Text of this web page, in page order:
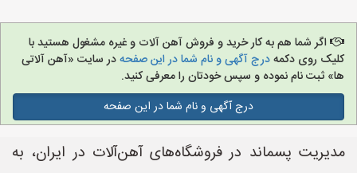
اگر شما هم به کار خرید و فروش آهن آلات و غیره مشغول هستید با
کلیک روی دکمهدرج آگهی و نام شما در این صفحهدر سایت «آهن آلاتی
ها» ثبت نام نموده و سپس خودتان را معرفی کنید.
درج آگهی و نام شما در این صفحه
مدیریت پسماند در فروشگاه‌های آهن‌آلات در ایران، به